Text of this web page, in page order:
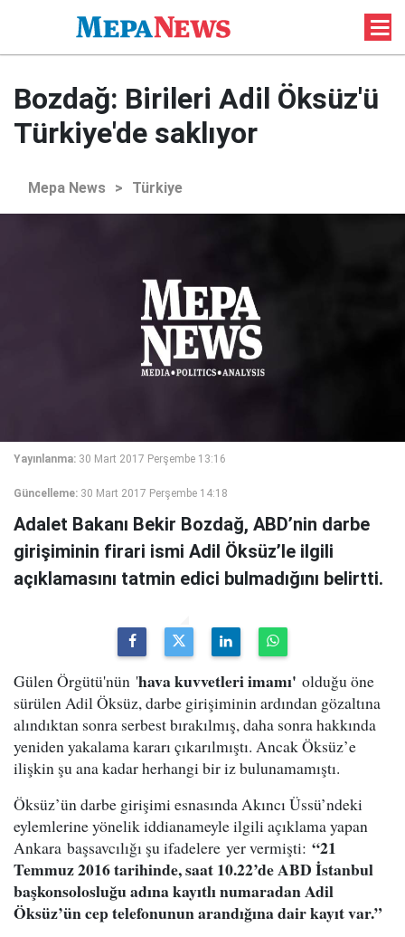
Bozdağ: Birileri Adil Öksüz'ü
Türkiye'de saklıyor
Mepa News > Türkiye
Yayınlanma: 30 Mart 2017 Perşembe 13:16
Güncelleme: 30 Mart 2017 Perşembe 14:18
Adalet Bakanı Bekir Bozdağ, ABD’nin darbe
girişiminin firari ismi Adil Öksüz’le ilgili
açıklamasını tatmin edici bulmadığını belirtti.
Gülen Örgütü'nün 'hava kuvvetleri imamı' olduğu öne
sürülen Adil Öksüz, darbe girişiminin ardından gözaltına
alındıktan sonra serbest bırakılmış, daha sonra hakkında
yeniden yakalama kararı çıkarılmıştı. Ancak Öksüz’e
ilişkin şu ana kadar herhangi bir iz bulunamamıştı.
Öksüz’ün darbe girişimi esnasında Akıncı Üssü’ndeki
eylemlerine yönelik iddianameyle ilgili açıklama yapan
Ankara başsavcılığı şu ifadelere yer vermişti: “21
Temmuz 2016 tarihinde, saat 10.22’de ABD İstanbul
başkonsolosluğu adına kayıtlı numaradan Adil
Öksüz’ün cep telefonunun arandığına dair kayıt var.”